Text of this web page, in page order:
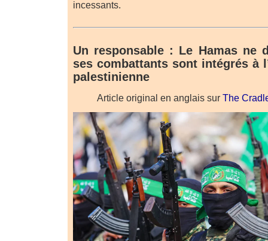
incessants.
Un responsable : Le Hamas ne
ses combattants sont intégrés à
palestinienne
Article original en anglais sur The